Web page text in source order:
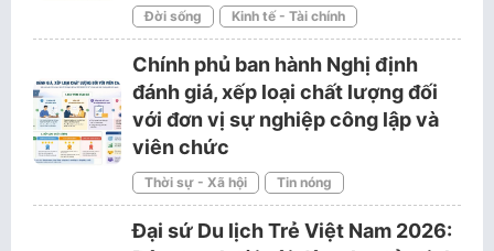
Đời sống Kinh tế - Tài chính
Chính phủ ban hành Nghị định
đánh giá, xếp loại chất lượng đối
với đơn vị sự nghiệp công lập và
viên chức
Thời sự - Xã hội Tin nóng
Đại sứ Du lịch Trẻ Việt Nam 2026: